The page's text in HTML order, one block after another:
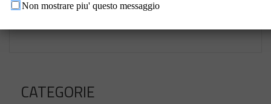
destinazione urbanistica (CDU)
CATEGORIE
Non mostrare piu' questo messaggio